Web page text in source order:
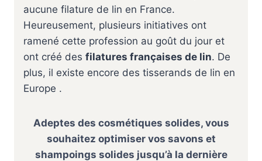
aucune filature de lin en France.
Heureusement, plusieurs initiatives ont
ramené cette profession au goût du jour et
ont créé des filatures françaises de lin. De
plus, il existe encore des tisserands de lin en
Europe .
Adeptes des cosmétiques solides, vous
souhaitez optimiser vos savons et
shampoings solides jusqu’à la dernière